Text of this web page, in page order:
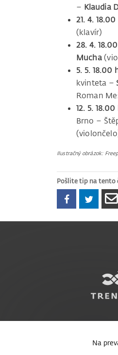
– Klaudia
21. 4.
(klavír)
28. 4.
Mucha
5. 5. 18.00
kvinteta –
Roman
12. 5.
Brno –
Ilustračný obrázok:
Pošlite tip na
Na